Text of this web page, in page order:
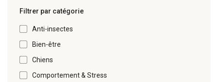
Filtrer par catégorie
Anti-insectes
Bien-être
Chiens
Comportement & Stress